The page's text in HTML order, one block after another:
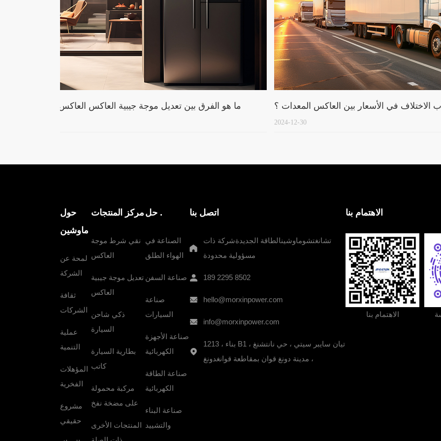
طريقة الاتصال: 189 2295 8502
عنوان الشركة: 1213 ، بناء B1 ، تيان سايبر سيتي ، حي نانتشنغ ، مدينة دونغ قوان بمقاطعة قوانغدونغ
ما هي أسباب الاختلاف في الأسعار بين العاكس المعدات ؟ العاكس امدادات الطاقة
حول
ماوشين
لمحة عن
الشركة
ثقافة
الشركات
عملية
التنمية
المؤهلات
الفخرية
مشروع
حقيقي
مركز المنتجات
نقي شرط موجة
العاكس
تعديل موجة جيبية
العاكس
ذكي شاحن
السيارة
بطارية السيارة
كاتب
مركبة محمولة
على مضخة نفخ
المنتجات الأخرى
حل .
الصناعة في
الهواء الطلق
صناعة السفن
صناعة
السيارات
صناعة الأجهزة
الكهربائية
صناعة الطاقة
الكهربائية
صناعة البناء
والتشييد
اتصل بنا
تشانغتشوماوشينالطاقة الجديدةشركة ذات
مسؤولية محدودة
189 2295 8502
hello@morxinpower.com
info@morxinpower.com
1213 ، بناء B1 ، تيان سايبر سيتي ، حي نانتشنغ
، مدينة دونغ قوان بمقاطعة قوانغدونغ
الاهتمام بنا
الاهتمام بنا